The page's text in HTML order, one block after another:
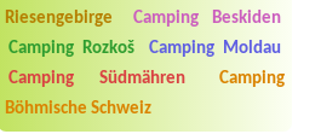
Riesengebirge
Camping Beskiden
Camping Rozkoš
Camping Moldau
Camping Südmähren
Camping
Böhmische Schweiz
Aneta Melicharová***
2026. Kemp jako takový je pěkný. V
umývárně i na WC bylo vždy čisto,
doplněný papír i utěrky, což při
množství návštěvníků není
samozřejmost. V kempu je obchod a